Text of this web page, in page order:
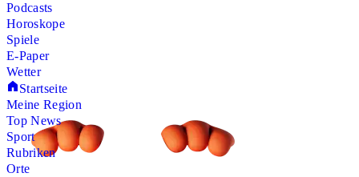
Podcasts
Horoskope
Spiele
E-Paper
Wetter
Startseite
Meine Region
Top News
Sport
Rubriken
Orte